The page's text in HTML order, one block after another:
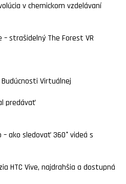
v chemickom vzdelávaní
strašidelný The Forest VR
Virtuálnej
predávať
ako sledovať 360° videá s
HTC Vive, najdrahšia a dostupná